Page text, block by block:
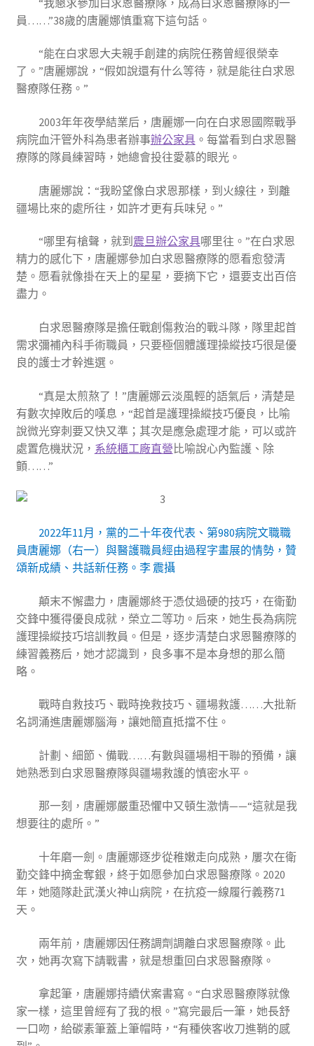
員……”38歲的唐麗娜慎重寫下這句話。
“能在白求恩大夫親手創建的病院任務曾經很榮幸
了。”唐麗娜說，“假如說還有什么等待，就是能往白求恩
醫療隊任務。”
2003年年夜學結業后，唐麗娜一向在白求恩國際戰爭
病院血汗管外科為患者辦事辦公家具。每當看到白求恩醫
療隊的隊員練習時，她總會投往愛慕的眼光。
唐麗娜說：“我盼望像白求恩那樣，到火線往，到離
疆場比來的處所往，如許才更有兵味兒。”
“哪里有槍聲，就到 震旦辦公家具哪里往。”在白求恩
精力的感化下，唐麗娜參加白求恩醫療隊的愿看愈發清
楚。愿看就像掛在天上的星星，要摘下它，還要支出百倍
盡力。
白求恩醫療隊是擔任戰創傷救治的戰斗隊，隊里起首
需求彌補內科手術職員，只要極個體護理操縱技巧很是優
良的護士才幹進選。
“真是太煎熬了！”唐麗娜云淡風輕的語氣后，清楚是
有數次掉敗后的嘆息，“起首是護理操縱技巧優良，比喻
說微光穿刺要又快又準；其次是應急處理才能，可以或許
處置危機狀況， 系統櫃工廠直營比喻說心內監護、除
顫……”
2022年11月，黨的二十年夜代表、第980病院文職職
員唐麗娜（右一）與醫護職員經由過程字畫展的情勢，贊
頌新成績、共話新任務。李 震攝
顛末不懈盡力，唐麗娜終于憑仗過硬的技巧，在衛勤
交鋒中獲得優良成就，榮立二等功。后來，她生長為病院
護理操縱技巧培訓教員。但是，逐步清楚白求恩醫療隊的
練習義務后，她才認識到，良多事不是本身想的那么簡
略。
戰時自救技巧、戰時挽救技巧、疆場救護……大批新
名詞涌進唐麗娜腦海，讓她簡直抵擋不住。
計劃、細節、備戰……有數與疆場相干聯的預備，讓
她熟悉到白求恩醫療隊與疆場救護的慎密水平。
那一刻，唐麗娜嚴重恐懼中又頓生激情——“這就是我
想要往的處所。”
十年磨一劍。唐麗娜逐步從稚嫩走向成熟，屢次在衛
勤交鋒中摘金奪銀，終于如愿參加白求恩醫療隊。2020
年，她隨隊赴武漢火神山病院，在抗疫一線履行義務71
天。
兩年前，唐麗娜因任務調劑調離白求恩醫療隊。此
次，她再次寫下請戰書，就是想重回白求恩醫療隊。
拿起筆，唐麗娜持續伏案書寫。“白求恩醫療隊就像
家一樣，這里曾經有了我的根。”寫完最后一筆，她長舒
一口吻，給碳素筆蓋上筆帽時，“有種俠客收刀進鞘的感